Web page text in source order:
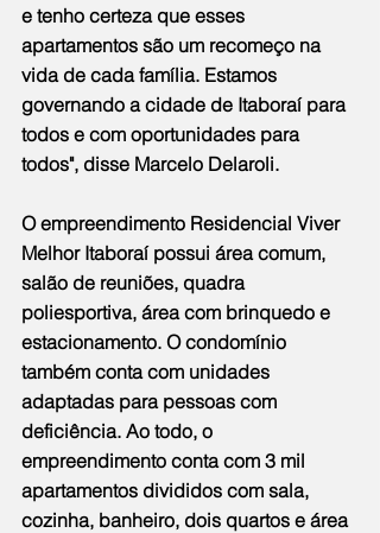
e tenho certeza que esses
apartamentos são um recomeço na
vida de cada família. Estamos
governando a cidade de Itaboraí para
todos e com oportunidades para
todos", disse Marcelo Delaroli.
O empreendimento Residencial Viver
Melhor Itaboraí possui área comum,
salão de reuniões, quadra
poliesportiva, área com brinquedo e
estacionamento. O condomínio
também conta com unidades
adaptadas para pessoas com
deficiência. Ao todo, o
empreendimento conta com 3 mil
apartamentos divididos com sala,
cozinha, banheiro, dois quartos e área